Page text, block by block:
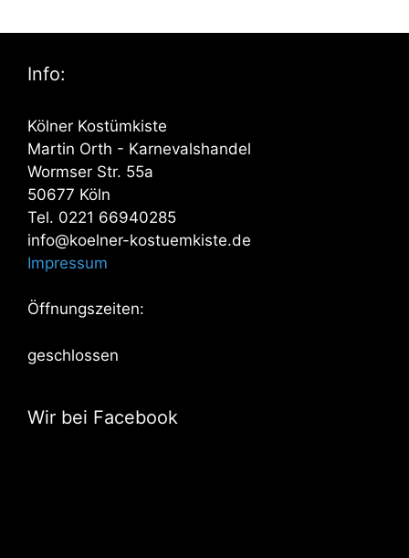
Info:
Kölner Kostümkiste
Martin Orth - Karnevalshandel
Wormser Str. 55a
50677 Köln
Tel. 0221 66940285
info@koelner-kostuemkiste.de
Impressum
Öffnungszeiten:
geschlossen
Wir bei Facebook